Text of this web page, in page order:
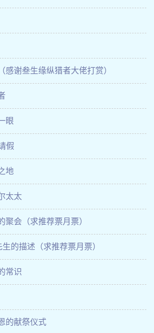
感谢叁生缘纵猎者大佬打赏）
眼
假
地
太太
聚会（求推荐票月票）
生的描述（求推荐票月票）
常识
的献祭仪式